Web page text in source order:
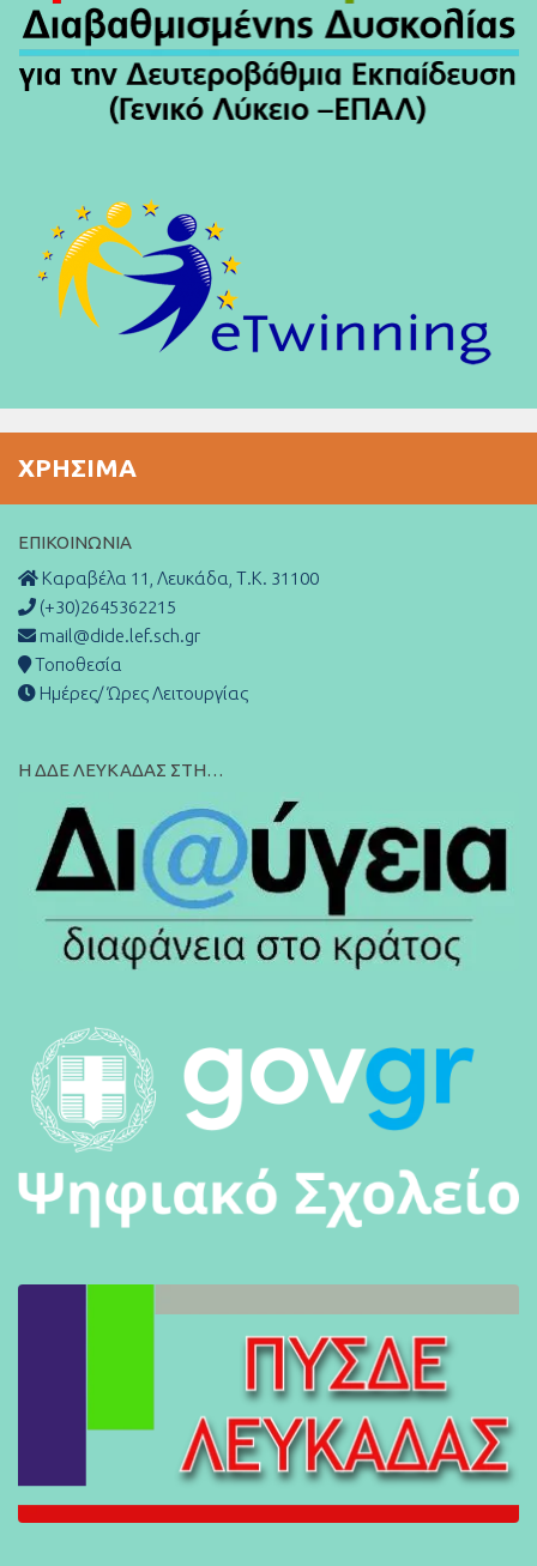
ΧΡΉΣΙΜΑ
ΕΠΙΚΟΙΝΩΝΊΑ
Καραβέλα 11, Λευκάδα, Τ.Κ. 31100
(+30)2645362215
mail@dide.lef.sch.gr
Τοποθεσία
Ημέρες/ Ώρες Λειτουργίας
Η ΔΔΕ ΛΕΥΚΑΔΑΣ ΣΤΗ…